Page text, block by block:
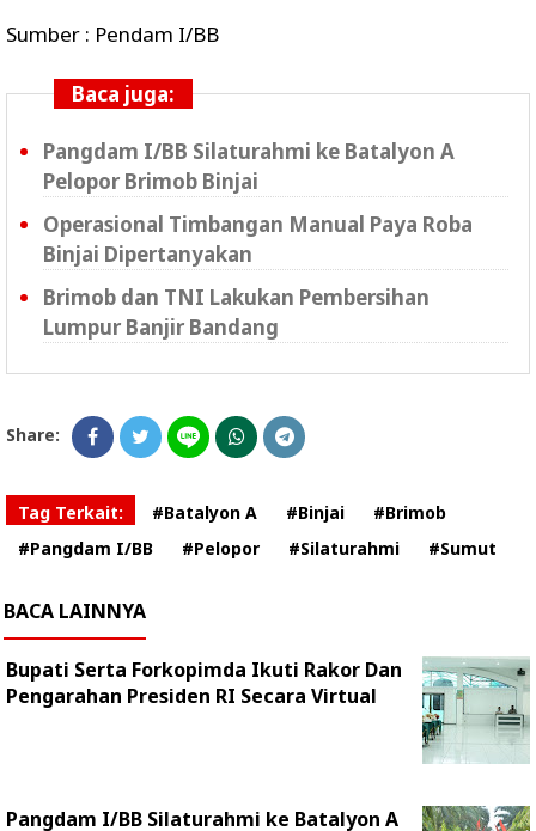
Sumber : Pendam I/BB
Baca juga:
Pangdam I/BB Silaturahmi ke Batalyon A
Pelopor Brimob Binjai
Operasional Timbangan Manual Paya Roba
Binjai Dipertanyakan
Brimob dan TNI Lakukan Pembersihan
Lumpur Banjir Bandang
Share:
Tag Terkait: #Batalyon A #Binjai
#Brimob
#Pangdam I/BB
#Pelopor #Silaturahmi #Sumut
BACA LAINNYA
Bupati Serta Forkopimda Ikuti Rakor Dan
Pengarahan Presiden RI Secara Virtual
Pangdam I/BB Silaturahmi ke Batalyon A